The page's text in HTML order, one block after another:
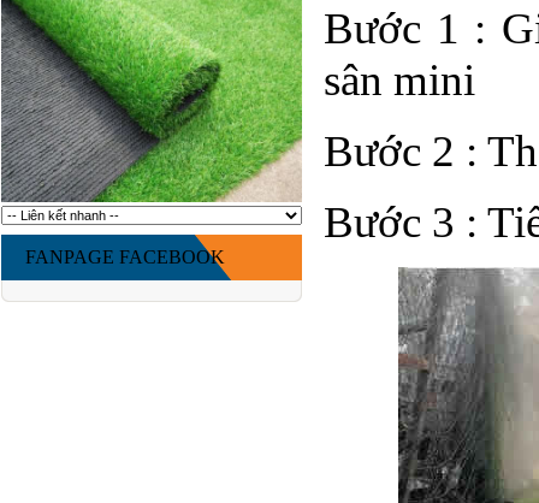
FANPAGE FACEBOOK
Bước 1 :
sân mini
Bước 2 :
Bước 3 :